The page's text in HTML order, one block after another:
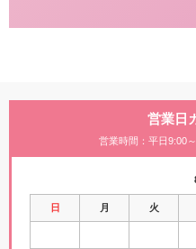
営業日
営業時間：平日9:00
日 月 火